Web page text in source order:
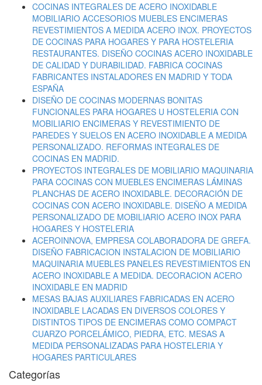
COCINAS INTEGRALES DE ACERO INOXIDABLE
MOBILIARIO ACCESORIOS MUEBLES ENCIMERAS
REVESTIMIENTOS A MEDIDA ACERO INOX. PROYECTOS
DE COCINAS PARA HOGARES Y PARA HOSTELERIA
RESTAURANTES. DISEÑO COCINAS ACERO INOXIDABLE
DE CALIDAD Y DURABILIDAD. FABRICA COCINAS
FABRICANTES INSTALADORES EN MADRID Y TODA
ESPAÑA
DISEÑO DE COCINAS MODERNAS BONITAS
FUNCIONALES PARA HOGARES U HOSTELERIA CON
MOBILIARIO ENCIMERAS Y REVESTIMIENTO DE
PAREDES Y SUELOS EN ACERO INOXIDABLE A MEDIDA
PERSONALIZADO. REFORMAS INTEGRALES DE
COCINAS EN MADRID.
PROYECTOS INTEGRALES DE MOBILIARIO MAQUINARIA
PARA COCINAS CON MUEBLES ENCIMERAS LÁMINAS
PLANCHAS DE ACERO INOXIDABLE. DECORACIÓN DE
COCINAS CON ACERO INOXIDABLE. DISEÑO A MEDIDA
PERSONALIZADO DE MOBILIARIO ACERO INOX PARA
HOGARES Y HOSTELERIA
ACEROINNOVA, EMPRESA COLABORADORA DE GREFA.
DISEÑO FABRICACION INSTALACION DE MOBILIARIO
MAQUINARIA MUEBLES PANELES REVESTIMIENTOS EN
ACERO INOXIDABLE A MEDIDA. DECORACION ACERO
INOXIDABLE EN MADRID
MESAS BAJAS AUXILIARES FABRICADAS EN ACERO
INOXIDABLE LACADAS EN DIVERSOS COLORES Y
DISTINTOS TIPOS DE ENCIMERAS COMO COMPACT
CUARZO PORCELÁMICO, PIEDRA, ETC. MESAS A
MEDIDA PERSONALIZADAS PARA HOSTELERIA Y
HOGARES PARTICULARES
Categorías